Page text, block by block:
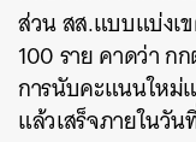
ส่วน สส.แบบแบ่งเ
100 ราย คาดว่า ก
การนับคะแนนใหม่
แล้วเสร็จภายในวั